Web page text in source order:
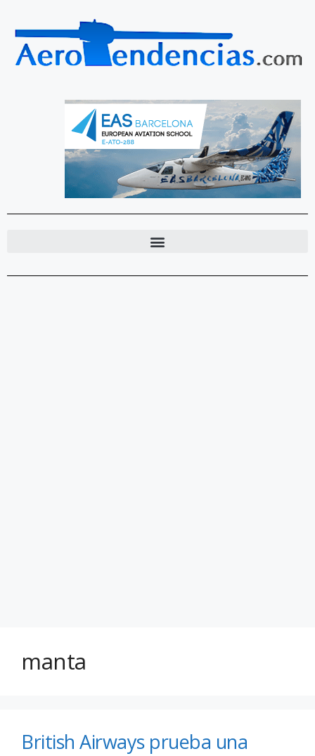
manta
British Airways prueba una